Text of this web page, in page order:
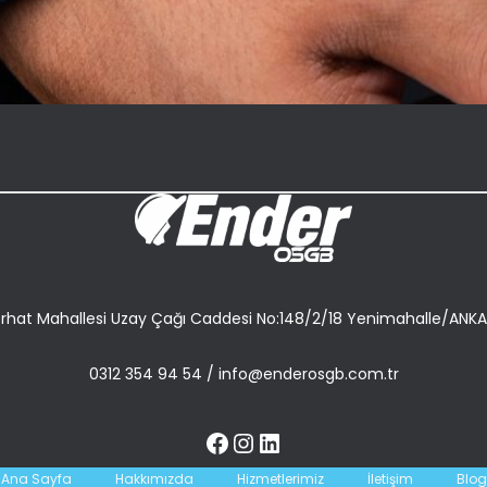
Mahallesi Uzay Çağı Caddesi No:148/2/18 Yenimahalle/
0312 354 94 54 / info@enderosgb.com.tr
Ana Sayfa Hakkımızda Hizmetlerimiz İletişim Blog